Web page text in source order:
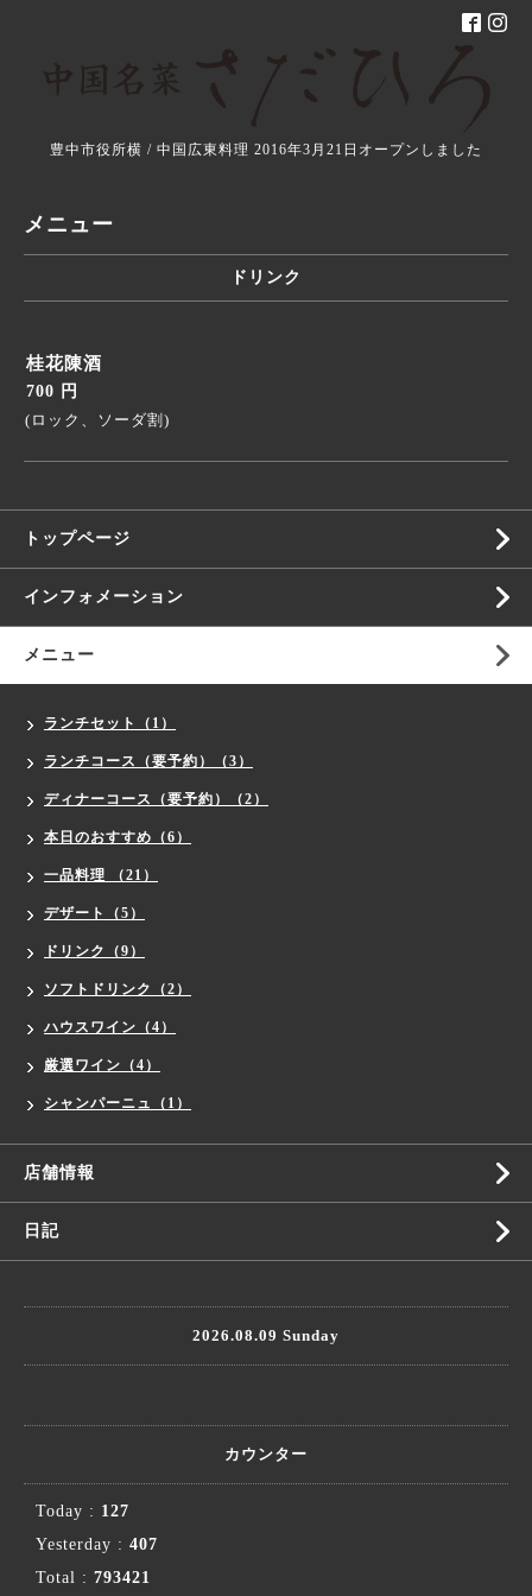
豊中市役所横 / 中国広東料理 2016年3月21日オープンしました
メニュー
ドリンク
桂花陳酒
700 円
(ロック、ソーダ割)
トップページ
インフォメーション
メニュー
ランチセット（1）
ランチコース（要予約）（3）
ディナーコース（要予約）（2）
本日のおすすめ（6）
一品料理 （21）
デザート（5）
ドリンク（9）
ソフトドリンク（2）
ハウスワイン（4）
厳選ワイン（4）
シャンパーニュ（1）
店舗情報
日記
2026.08.09 Sunday
カウンター
Today : 127
Yesterday : 407
Total : 793421